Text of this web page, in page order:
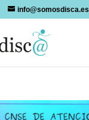
info@somosdisca.es